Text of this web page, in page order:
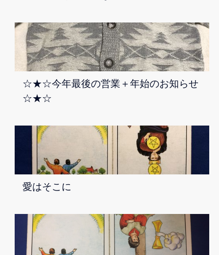
☆★☆今年最後の営業＋年始のお知らせ
☆★☆
愛はそこに